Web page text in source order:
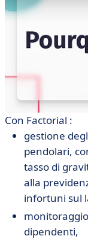
Con Factorial :
gestione
pendolari,
tasso di
alla
infortuni sul
dipendenti,